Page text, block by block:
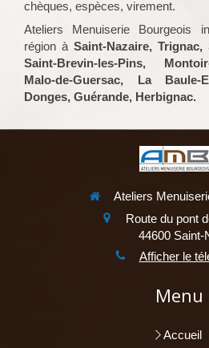
chèques, espèces, virement.
Ateliers Menuiserie Bourgeois
région à Saint-Nazaire, Trignac,
Saint-Brevin-les-Pins,
Malo-de-Guersac, La Baule-
Donges, Guérande, Herbignac.
Ateliers
Route du pont
44600 Saint-
Afficher le
Menu
Accueil